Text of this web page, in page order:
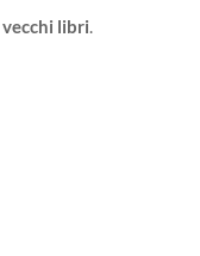
vecchi libri.